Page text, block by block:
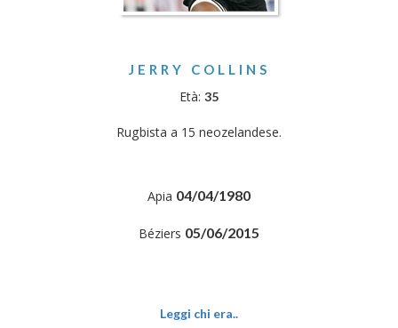
JERRY COLLINS
Età: 35
Rugbista a 15 neozelandese.
Apia 04/04/1980
Béziers 05/06/2015
Leggi chi era..